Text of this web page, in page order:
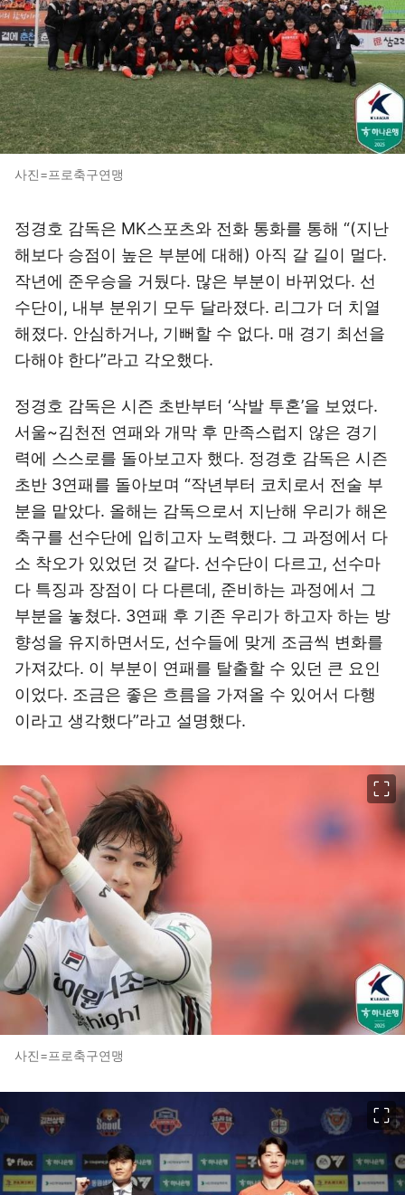
사진=프로축구연맹
정경호 감독은 MK스포츠와 전화 통화를 통해 “(지난
해보다 승점이 높은 부분에 대해) 아직 갈 길이 멀다.
작년에 준우승을 거뒀다. 많은 부분이 바뀌었다. 선
수단이, 내부 분위기 모두 달라졌다. 리그가 더 치열
해졌다. 안심하거나, 기뻐할 수 없다. 매 경기 최선을
다해야 한다”라고 각오했다.
정경호 감독은 시즌 초반부터 ‘삭발 투혼’을 보였다.
서울~김천전 연패와 개막 후 만족스럽지 않은 경기
력에 스스로를 돌아보고자 했다. 정경호 감독은 시즌
초반 3연패를 돌아보며 “작년부터 코치로서 전술 부
분을 맡았다. 올해는 감독으로서 지난해 우리가 해온
축구를 선수단에 입히고자 노력했다. 그 과정에서 다
소 착오가 있었던 것 같다. 선수단이 다르고, 선수마
다 특징과 장점이 다 다른데, 준비하는 과정에서 그
부분을 놓쳤다. 3연패 후 기존 우리가 하고자 하는 방
향성을 유지하면서도, 선수들에 맞게 조금씩 변화를
가져갔다. 이 부분이 연패를 탈출할 수 있던 큰 요인
이었다. 조금은 좋은 흐름을 가져올 수 있어서 다행
이라고 생각했다”라고 설명했다.
사진=프로축구연맹